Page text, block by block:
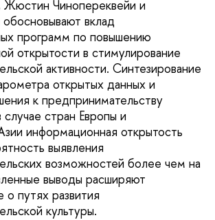
Чинопереквейи и
вклад
программ по повышению
открытости в стимулирование
активности. Синтезирование
открытых данных и
к предпринимательству
случае стран Европы и
информационная открытость
выявления
возможностей более чем на
выводы расширяют
о путях развития
культуры.